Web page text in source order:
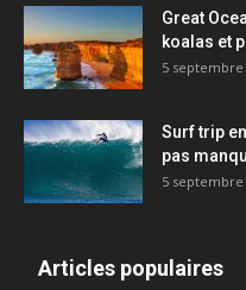
Great
koalas et
5 septembre
Surf trip
pas
5 septembre
Articles populaires